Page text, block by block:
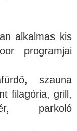
alkalmas kis
programjai
szauna
filagória, grill,
parkoló